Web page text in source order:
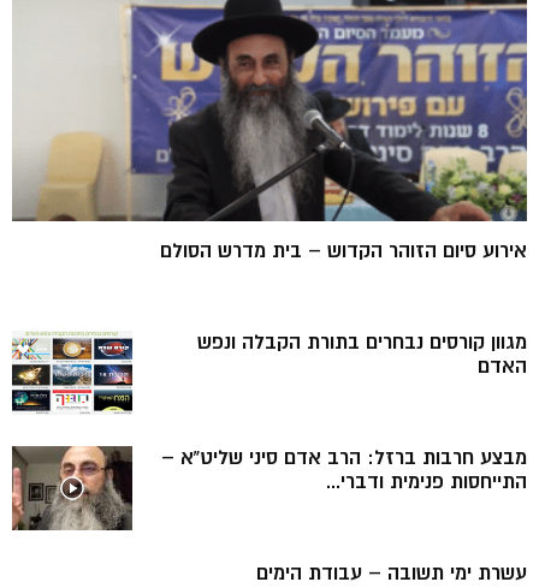
אירוע סיום הזוהר הקדוש – בית מדרש הסולם
מגוון קורסים נבחרים בתורת הקבלה ונפש
האדם
מבצע חרבות ברזל: הרב אדם סיני שליט”א –
התייחסות פנימית ודברי...
עשרת ימי תשובה – עבודת הימים